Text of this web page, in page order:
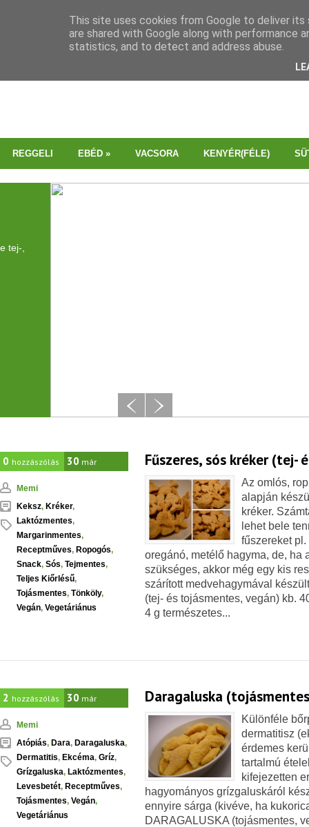
REGGELI EBÉD » VACSORA KENYÉR(FÉLE)
0 hozzászólás 30 már
Memi
Keksz, Kréker,
Laktózmentes,
Margarinmentes,
Receptműves, Ropogós,
Snack, Sós, Tejmentes,
Teljes Kiőrlésű,
Tojásmentes, Tönköly,
Vegán, Vegetáriánus
Fűszeres, sós kréker (tej-
Az omlós,
alapján
kréker.
lehet bele
fűszereket
oregánó, metélő hagyma, de, ha
szükséges, akkor még egy kis
szárított medvehagymával
(tej- és tojásmentes, vegán) kb.
4 g természetes...
2 hozzászólás 30 már
Memi
Atópiás, Dara, Daragaluska,
Dermatitis, Ekcéma, Gríz,
Grízgaluska, Laktózmentes,
Levesbetét, Receptműves,
Tojásmentes, Vegán,
Vegetáriánus
Daragaluska
Különféle
dermatitisz
érdemes
tartalmú
kifejezetten
hagyományos grízgaluskáról
ennyire sárga (kivéve, ha
DARAGALUSKA (tojásmentes,
This site uses cookies from Google to deliver
are shared with Google along with performance
statistics, and to detect and address abuse.